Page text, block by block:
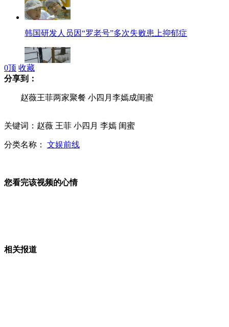
韩国研发人员因“罗老号”多次失败患上抑郁症
实拍河南坍塌大桥救援现场
河南义昌大桥因货车爆炸坍塌
0顶 收藏
分享到：
赵薇王菲两家聚餐 小四月李嫣成闺蜜
关键词：赵薇 王菲 小四月 李嫣 闺蜜
分类名称： 文娱前线
您看完该视频的心情
相关报道